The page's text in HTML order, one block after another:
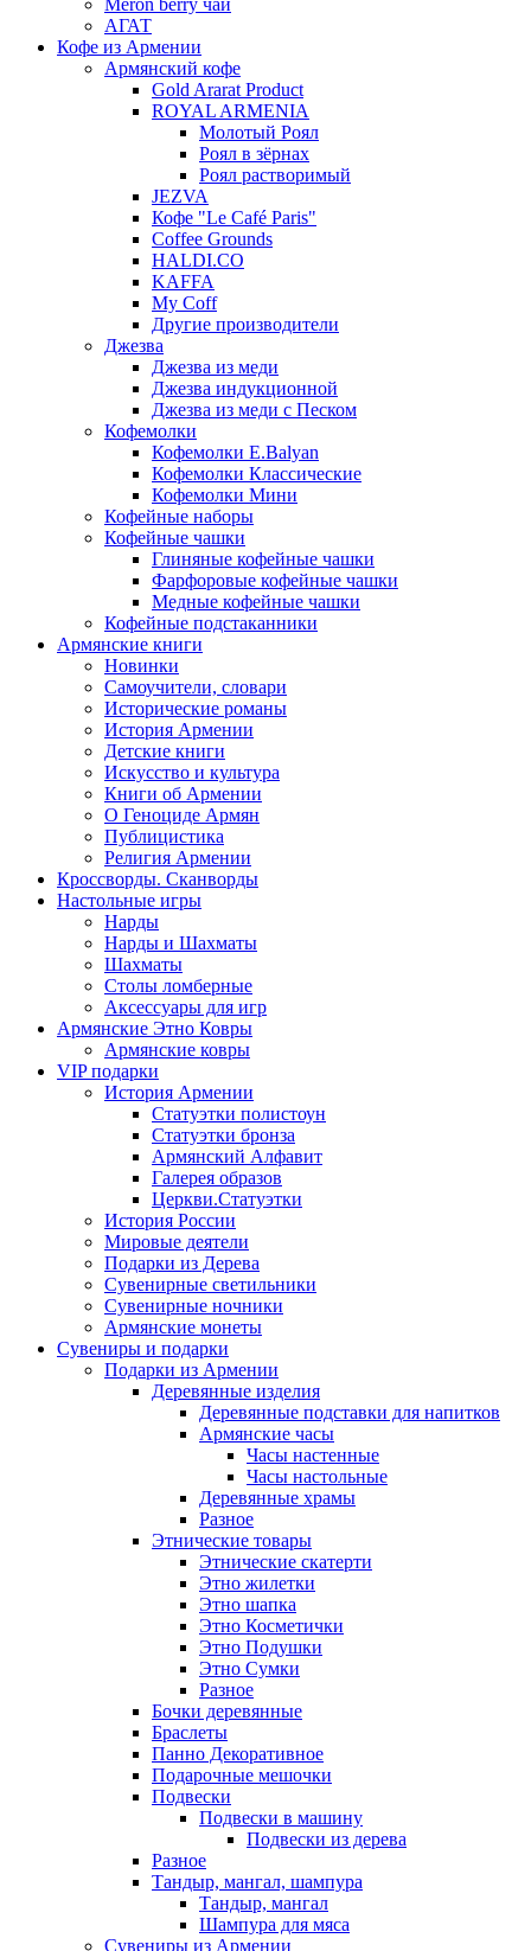
Meron berry чай
АГАТ
Кофе из Армении
Армянский кофе
Gold Ararat Product
ROYAL ARMENIA
Молотый Роял
Роял в зёрнах
Роял растворимый
JEZVA
Кофе "Le Café Paris"
Coffee Grounds
HALDI.CO
KAFFA
My Coff
Другие производители
Джезва
Джезва из меди
Джезва индукционной
Джезва из меди с Песком
Кофемолки
Кофемолки E.Balyan
Кофемолки Классические
Кофемолки Мини
Кофейные наборы
Кофейные чашки
Глиняные кофейные чашки
Фарфоровые кофейные чашки
Медные кофейные чашки
Кофейные подстаканники
Армянские книги
Новинки
Самоучители, словари
Исторические романы
История Армении
Детские книги
Иcкусство и культура
Книги об Армении
О Геноциде Армян
Публицистика
Религия Армении
Кроссворды. Сканворды
Настольные игры
Нарды
Нарды и Шахматы
Шахматы
Столы ломберные
Аксессуары для игр
Армянские Этно Ковры
Армянские ковры
VIP подарки
История Армении
Статуэтки полистоун
Статуэтки бронза
Армянский Алфавит
Галерея образов
Церкви.Статуэтки
История России
Мировые деятели
Подарки из Дерева
Сувенирные светильники
Сувенирные ночники
Армянские монеты
Сувениры и подарки
Подарки из Армении
Деревянные изделия
Деревянные подставки для напитков
Армянские часы
Часы настенные
Часы настольные
Деревянные храмы
Разное
Этнические товары
Этнические скатерти
Этно жилетки
Этно шапка
Этно Косметички
Этно Подушки
Этно Сумки
Разное
Бочки деревянные
Браслеты
Панно Декоративное
Подарочные мешочки
Подвески
Подвески в машину
Подвески из дерева
Разное
Тандыр, мангал, шампура
Тандыр, мангал
Шампура для мяса
Сувениры из Армении